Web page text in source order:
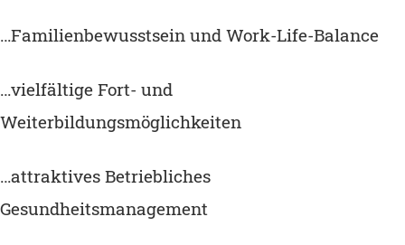
…Familienbewusstsein und Work-Life-Balance
…vielfältige Fort- und
Weiterbildungsmöglichkeiten
…attraktives Betriebliches
Gesundheitsmanagement